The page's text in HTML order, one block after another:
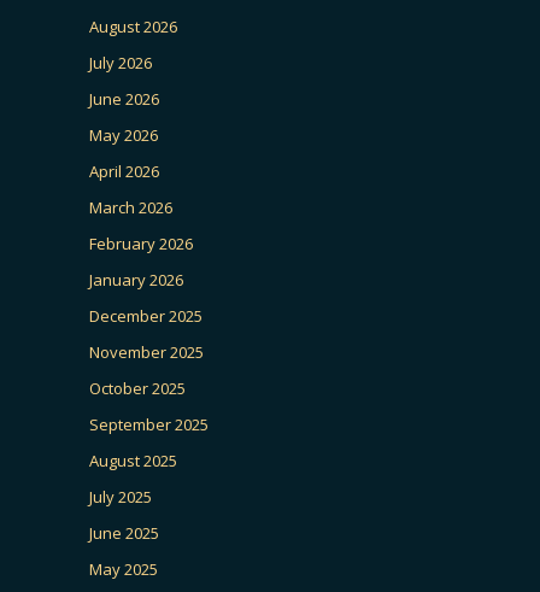
August 2026
July 2026
June 2026
May 2026
April 2026
March 2026
February 2026
January 2026
December 2025
November 2025
October 2025
September 2025
August 2025
July 2025
June 2025
May 2025